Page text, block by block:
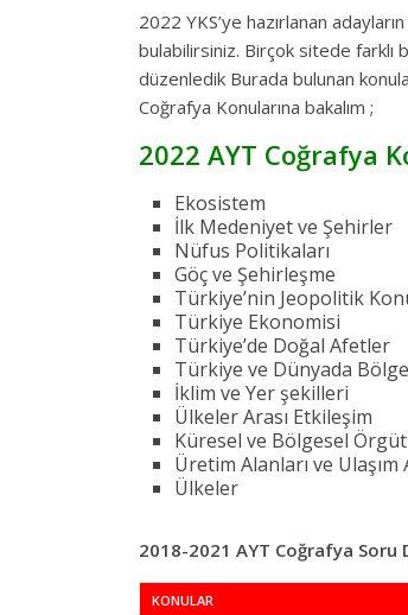
2022 YKS’ye hazırlanan
bulabilirsiniz. Birçok sitede farklı
düzenledik Burada bulunan
Coğrafya Konularına bakalım ;
2022 AYT Coğrafya
Ekosistem
İlk Medeniyet ve Şehirler
Nüfus Politikaları
Göç ve Şehirleşme
Türkiye’nin Jeopolitik
Türkiye Ekonomisi
Türkiye’de Doğal Afetler
Türkiye ve Dünyada
İklim ve Yer şekilleri
Ülkeler Arası Etkileşim
Küresel ve Bölgesel
Üretim Alanları ve Ulaşım
Ülkeler
2018-2021 AYT Coğrafya Soru
KONULAR